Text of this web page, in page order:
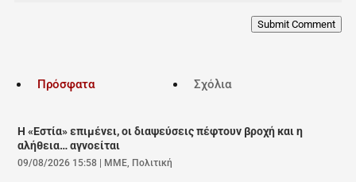
Submit Comment
Πρόσφατα Σχόλια
Η «Εστία» επιμένει, οι διαψεύσεις πέφτουν βροχή και η
αλήθεια… αγνοείται
09/08/2026 15:58 ΜΜΕ, Πολιτική